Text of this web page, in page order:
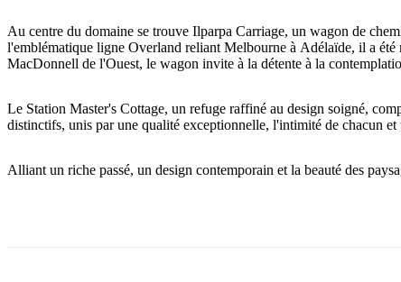
Au centre du domaine se trouve Ilparpa Carriage, un wagon de
l'emblématique ligne Overland reliant Melbourne à Adélaïde, il a
MacDonnell de l'Ouest, le wagon invite à la détente à la
Le Station Master's Cottage, un refuge raffiné au design soigné,
distinctifs, unis par une qualité exceptionnelle, l'intimité de chacun et
Alliant un riche passé, un design contemporain et la beauté des